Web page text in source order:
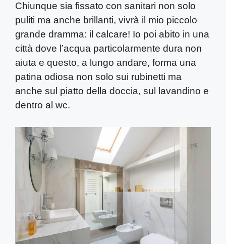
Chiunque sia fissato con sanitari non solo
puliti ma anche brillanti, vivrà il mio piccolo
grande dramma: il calcare! Io poi abito in una
città dove l’acqua particolarmente dura non
aiuta e questo, a lungo andare, forma una
patina odiosa non solo sui rubinetti ma
anche sul piatto della doccia, sul lavandino e
dentro al wc.